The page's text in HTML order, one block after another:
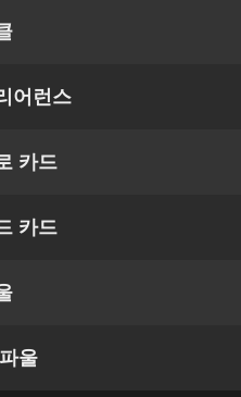
어런스
카드
카드
울